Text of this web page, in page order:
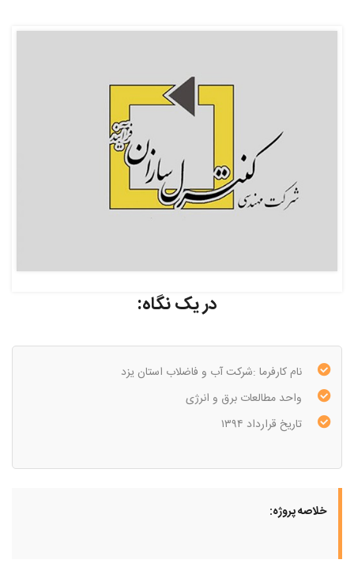
در یک نگاه:
نام کارفرما :شرکت آب و فاضلاب استان یزد
واحد مطالعات برق و انرژی
تاریخ قرارداد ۱۳۹۴
خلاصه پروژه: